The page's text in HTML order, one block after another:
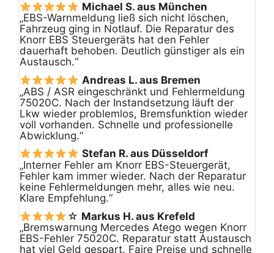
Michael S. aus München
„EBS-Warnmeldung ließ sich nicht löschen,
Fahrzeug ging in Notlauf. Die Reparatur des
Knorr EBS Steuergeräts hat den Fehler
dauerhaft behoben. Deutlich günstiger als ein
Austausch.“
Andreas L. aus Bremen
„ABS / ASR eingeschränkt und Fehlermeldung
75020C. Nach der Instandsetzung läuft der
Lkw wieder problemlos, Bremsfunktion wieder
voll vorhanden. Schnelle und professionelle
Abwicklung.“
Stefan R. aus Düsseldorf
„Interner Fehler am Knorr EBS-Steuergerät,
Fehler kam immer wieder. Nach der Reparatur
keine Fehlermeldungen mehr, alles wie neu.
Klare Empfehlung.“
☆ Markus H. aus Krefeld
„Bremswarnung Mercedes Atego wegen Knorr
EBS-Fehler 75020C. Reparatur statt Austausch
hat viel Geld gespart. Faire Preise und schnelle